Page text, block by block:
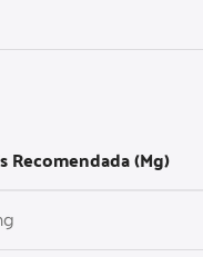
Recomendada (mg)